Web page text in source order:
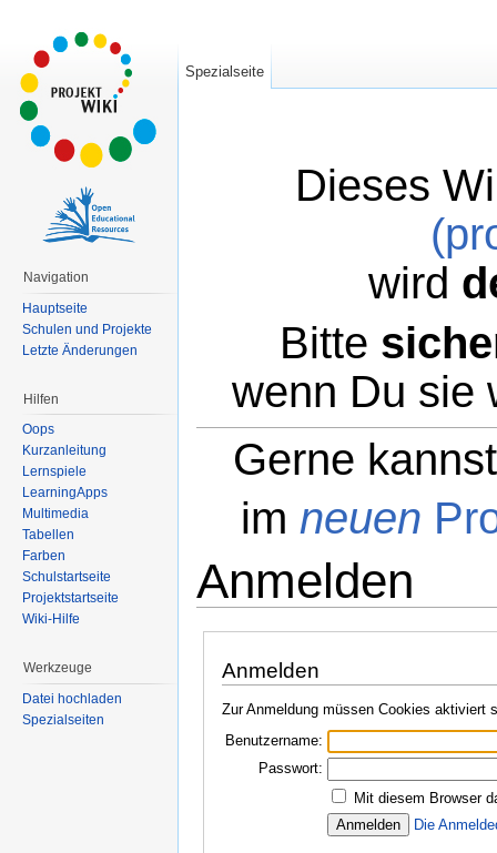
Dieses
wird
Bitte
wenn Du sie
Gerne
im neuen
Anmelden
Anmelden
Zur Anmeldung müssen Cookies aktiviert
Benutzername:
Passwort:
Mit diesem Browser
Die
Spezialseite
Navigation
Hauptseite
Schulen und Projekte
Letzte Änderungen
Hilfen
Oops
Kurzanleitung
Lernspiele
LearningApps
Multimedia
Tabellen
Farben
Schulstartseite
Projektstartseite
Wiki-Hilfe
Werkzeuge
Datei hochladen
Spezialseiten